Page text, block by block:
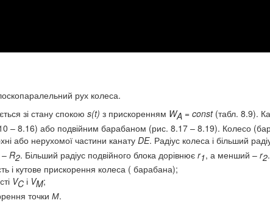
рух колеса.
зі стану спокою s(t) з прискоренням WA = const(табл. 8.9).
– 8.16) або подвійним барабаном (рис. 8.17 – 8.19). Колесо
або нерухомої частини канату DE. Радіус колеса і більший
– R2. Більший радіус подвійного блока дорівнює r1, а менший – r2
і кутове прискорення колеса ( барабана);
VCі VM;
точки М.